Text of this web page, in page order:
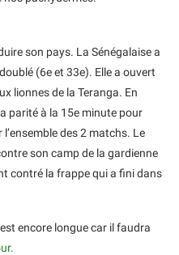
son pays. La Sénégalaise a
(6e et 33e). Elle a ouvert
lionnes de la Teranga. En
parité à la 15e minute pour
des 2 matchs. Le
son camp de la gardienne
contré la frappe qui a fini dans
est encore longue car il faudra